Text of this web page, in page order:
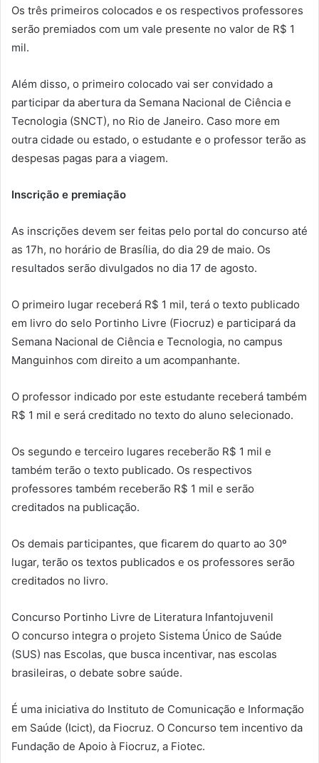
Os três primeiros colocados e os respectivos professores
serão premiados com um vale presente no valor de R$ 1
mil.
Além disso, o primeiro colocado vai ser convidado a
participar da abertura da Semana Nacional de Ciência e
Tecnologia (SNCT), no Rio de Janeiro. Caso more em
outra cidade ou estado, o estudante e o professor terão as
despesas pagas para a viagem.
Inscrição e premiação
As inscrições devem ser feitas pelo portal do concurso até
as 17h, no horário de Brasília, do dia 29 de maio. Os
resultados serão divulgados no dia 17 de agosto.
O primeiro lugar receberá R$ 1 mil, terá o texto publicado
em livro do selo Portinho Livre (Fiocruz) e participará da
Semana Nacional de Ciência e Tecnologia, no campus
Manguinhos com direito a um acompanhante.
O professor indicado por este estudante receberá também
R$ 1 mil e será creditado no texto do aluno selecionado.
Os segundo e terceiro lugares receberão R$ 1 mil e
também terão o texto publicado. Os respectivos
professores também receberão R$ 1 mil e serão
creditados na publicação.
Os demais participantes, que ficarem do quarto ao 30º
lugar, terão os textos publicados e os professores serão
creditados no livro.
Concurso Portinho Livre de Literatura Infantojuvenil
O concurso integra o projeto Sistema Único de Saúde
(SUS) nas Escolas, que busca incentivar, nas escolas
brasileiras, o debate sobre saúde.
É uma iniciativa do Instituto de Comunicação e Informação
em Saúde (Icict), da Fiocruz. O Concurso tem incentivo da
Fundação de Apoio à Fiocruz, a Fiotec.